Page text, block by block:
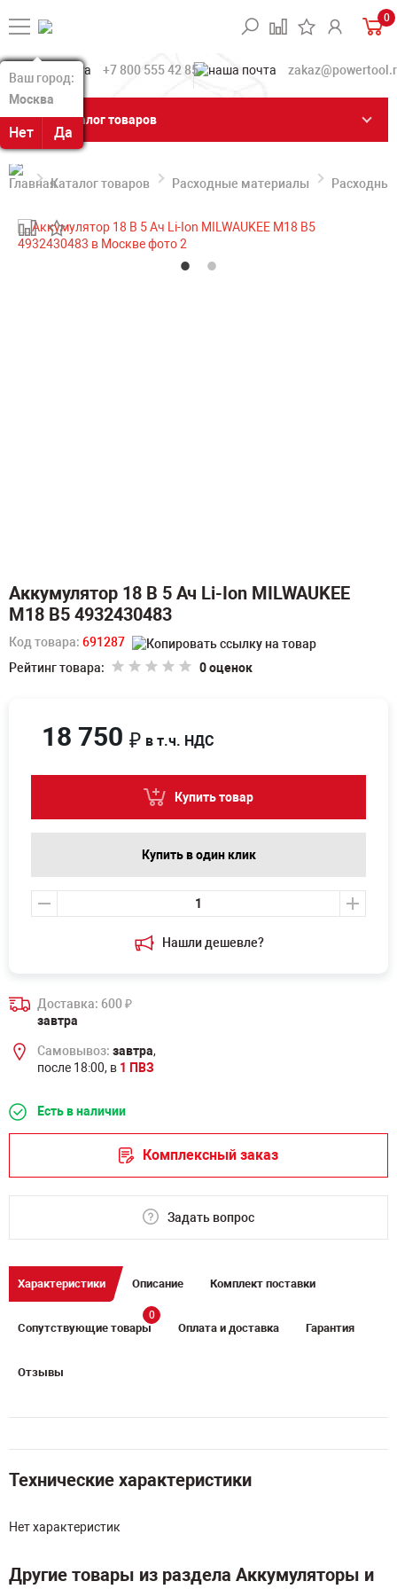
Ваш город:
Москва
Нет Да
Ваш город:
Москва
Нет Да
0
+7 800 555 42 85
Каталог товаров
Каталог товаров Расходные материалы
Аккумулятор 18 В 5 Ач Li-Ion MILWAUKEE
M18 B5 4932430483
Код товара: 691287
Рейтинг товара:
0 оценок
Нашли дешевле?
18 750 ₽ в т.ч. НДС
Купить товар
Купить в один клик
Доставка: 600₽
завтра
Самовывоз: завтра,
после 18:00, в 1 ПВЗ
Есть в наличии
Комплексный заказ
Задать вопрос
Характеристики Описание Комплект поставки
Сопутствующие товары
0
Оплата и доставка Гарантия
Отзывы
Технические характеристики
Нет характеристик
Другие товары из раздела Аккумуляторы и